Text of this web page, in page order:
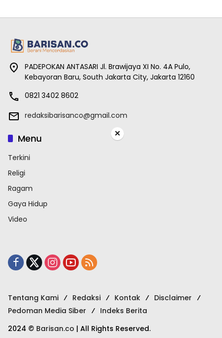
PADEPOKAN ANTASARI Jl. Brawijaya XI No. 4A Pulo,
Kebayoran Baru, South Jakarta City, Jakarta 12160
0821 3402 8602
redaksibarisanco@gmail.com
Menu
Terkini
Religi
Ragam
Gaya Hidup
Video
Tentang Kami Redaksi Kontak
Disclaimer
Pedoman Media Siber
Indeks Berita
2024 © Barisan.co | All Rights Reserved.
×